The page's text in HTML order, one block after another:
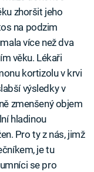
zhoršit jeho
na podzim
více než dva
věku. Lékaři
kortizolu v krvi
výsledky v
zmenšený objem
hladinou
Pro ty z nás, jimž
je tu
se pro